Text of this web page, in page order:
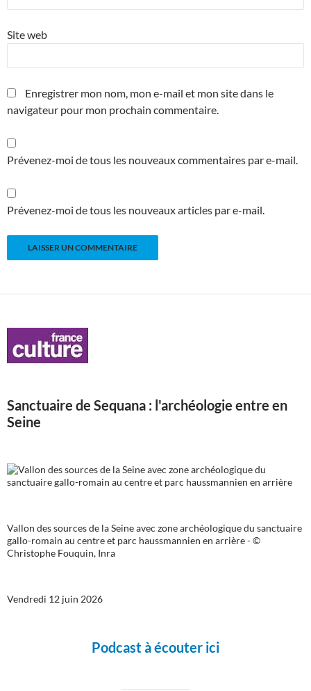
Site web
Enregistrer mon nom, mon e-mail et mon site dans le
navigateur pour mon prochain commentaire.
Prévenez-moi de tous les nouveaux commentaires par e-mail.
Prévenez-moi de tous les nouveaux articles par e-mail.
Sanctuaire de Sequana : l'archéologie entre en
Seine
Vallon des sources de la Seine avec zone archéologique du sanctuaire
gallo-romain au centre et parc haussmannien en arrière - ©
Christophe Fouquin, Inra
Vendredi 12 juin 2026
Podcast à écouter ici